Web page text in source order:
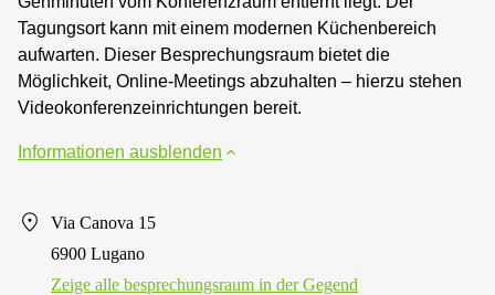
Tagungsort kann mit einem modernen Küchenbereich
aufwarten. Dieser Besprechungsraum bietet die
Möglichkeit, Online-Meetings abzuhalten – hierzu stehen
Videokonferenzeinrichtungen bereit.
Informationen ausblenden
Via Canova 15
6900 Lugano
Zeige alle besprechungsraum in der Gegend